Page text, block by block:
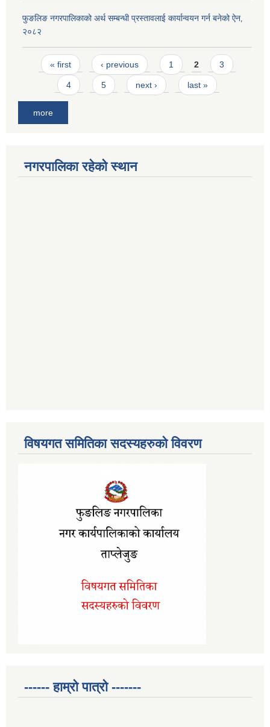
फुङलिङ नगरपालिकाको अर्थ सम्बन्धी प्रस्तावलाई कार्यान्वयन गर्न बनेको ऐन‚
२०८२
Pages
« first ‹ previous 1 2 3
4 5 next › last »
more
नगरपालिका रहेको स्थान
विषयगत समितिका सदस्यहरुको विवरण
------ हाम्रो पात्रो -------